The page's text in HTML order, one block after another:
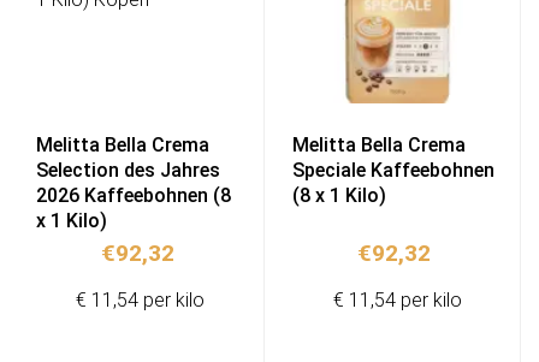
Melitta Bella Crema
Selection des Jahres
2026 Kaffeebohnen (8
x 1 Kilo)
€92,32
€ 11,54 per kilo
Melitta Bella Crema
Speciale Kaffeebohnen
(8 x 1 Kilo)
€92,32
€ 11,54 per kilo